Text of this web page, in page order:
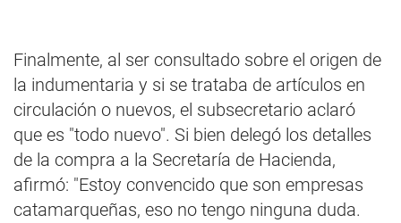
Finalmente, al ser consultado sobre el origen de
la indumentaria y si se trataba de artículos en
circulación o nuevos, el subsecretario aclaró
que es "todo nuevo". Si bien delegó los detalles
de la compra a la Secretaría de Hacienda,
afirmó: "Estoy convencido que son empresas
catamarqueñas, eso no tengo ninguna duda.